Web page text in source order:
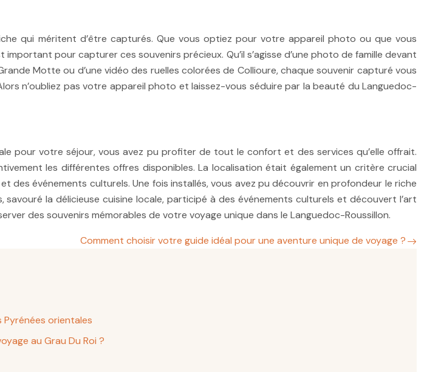
qui méritent d’être capturés. Que vous optiez pour votre appareil photo ou que vous
important pour capturer ces souvenirs précieux. Qu’il s’agisse d’une photo de famille devant
Motte ou d’une vidéo des ruelles colorées de Collioure, chaque souvenir capturé vous
n’oubliez pas votre appareil photo et laissez-vous séduire par la beauté du Languedoc-
pour votre séjour, vous avez pu profiter de tout le confort et des services qu’elle offrait.
les différentes offres disponibles. La localisation était également un critère crucial
événements culturels. Une fois installés, vous avez pu découvrir en profondeur le riche
la délicieuse cuisine locale, participé à des événements culturels et découvert l’art
des souvenirs mémorables de votre voyage unique dans le Languedoc-Roussillon.
Comment choisir votre guide idéal pour une aventure unique de voyage ?
orientales
au Grau Du Roi ?